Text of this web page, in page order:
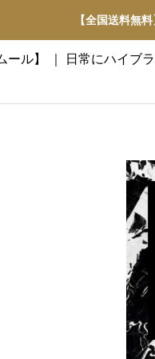
【全国送料無
ール】 ｜ 日常にハイブ